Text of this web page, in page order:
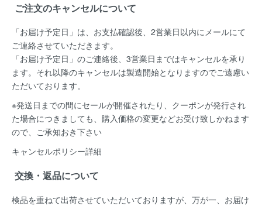
ご注文のキャンセルについて
「お届け予定日」は、お支払確認後、 2営業日以内にメールにて
ご連絡させていただきます。
「お届け予定日」のご連絡後、 3営業日まではキャンセルを承り
ます。 それ以降のキャンセルは製造開始となりますのでご遠慮い
ただいております。
※発送日までの間にセールが開催されたり、クーポンが発行され
た場合につきましても、購入価格の変更などお受け致しかねます
ので、ご承知おき下さい
キャンセルポリシー詳細
交換・返品について
検品を重ねて出荷させていただいておりますが、万が一、お届け